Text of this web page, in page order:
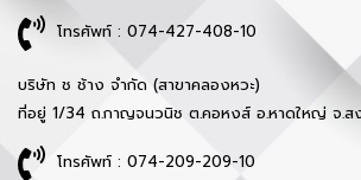
โทรศัพท์ : 074-427-408-10
บริษัท ช ช้าง จำกัด (สาขาคลองหวะ)
ที่อยู่ 1/34 ถ.กาญจนวนิช ต.คอหงส์ อ.หาดใหญ่ จ.ส
โทรศัพท์ : 074-209-209-10